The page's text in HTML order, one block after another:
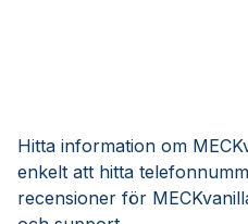
Hitta information om
enkelt att hitta
recensioner för